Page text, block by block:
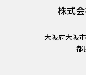
株式
大阪府大阪
都